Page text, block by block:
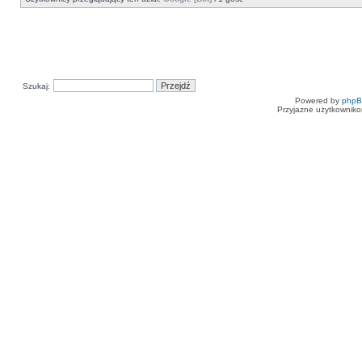
Szukaj:
Powered by
Przyjazne